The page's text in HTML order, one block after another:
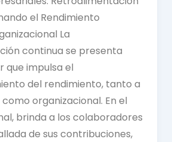
el Rendimiento
La
continua se presenta
que impulsa el
del rendimiento, tanto a
organizacional. En el
brinda a los colaboradores
de sus contribuciones,